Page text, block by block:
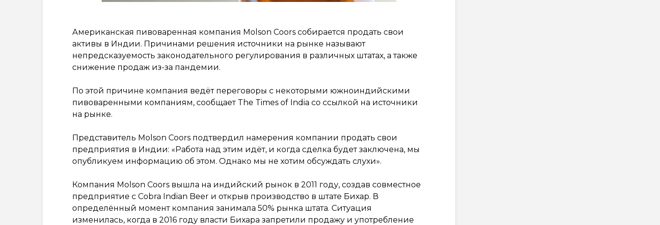
Американская пивоваренная компания Molson Coors собирается продать свои
активы в Индии. Причинами решения источники на рынке называют
непредсказуемость законодательного регулирования в различных штатах, а также
снижение продаж из-за пандемии.
По этой причине компания ведёт переговоры с некоторыми южноиндийскими
пивоваренными компаниям, сообщает The Times of India со ссылкой на источники
на рынке.
Представитель Molson Coors подтвердил намерения компании продать свои
предприятия в Индии: «Работа над этим идёт, и когда сделка будет заключена, мы
опубликуем информацию об этом. Однако мы не хотим обсуждать слухи».
Компания Molson Coors вышла на индийский рынок в 2011 году, создав совместное
предприятие с Cobra Indian Beer и открыв производство в штате Бихар. В
определённый момент компания занимала 50% рынка штата. Ситуация
изменилась, когда в 2016 году власти Бихара запретили продажу и употребление